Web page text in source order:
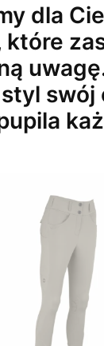
dla
swój